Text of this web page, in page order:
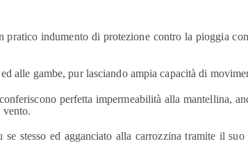
pratico indumento di protezione contro la pioggia
alle gambe, pur lasciando ampia capacità di
perfetta impermeabilità alla mantellina,
vento.
stesso ed agganciato alla carrozzina tramite il